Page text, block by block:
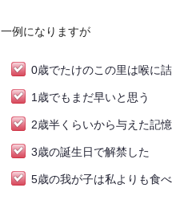
一例になりますが
0歳でたけのこの里は喉に詰
1歳でもまだ早いと思う
2歳半くらいから与えた記
3歳の誕生日で解禁した
5歳の我が子は私よりも食